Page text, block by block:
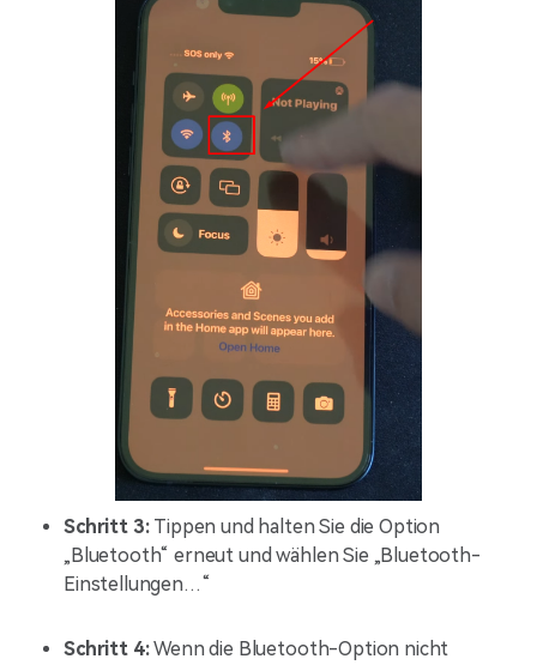
Schritt 3:Tippen und halten Sie die Option
„Bluetooth“ erneut und wählen Sie „Bluetooth-
Einstellungen…“
Schritt 4:Wenn die Bluetooth-Option nicht